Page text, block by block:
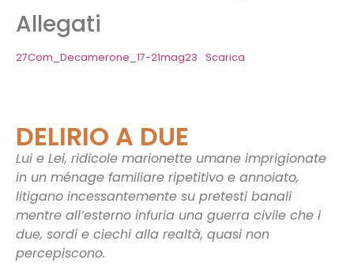
Allegati
27Com_Decamerone_17-21mag23 Scarica
DELIRIO A DUE
Lui e Lei, ridicole marionette umane imprigionate
in un ménage familiare ripetitivo e annoiato,
litigano incessantemente su pretesti banali
mentre all’esterno infuria una guerra civile che i
due, sordi e ciechi alla realtà, quasi non
percepiscono.